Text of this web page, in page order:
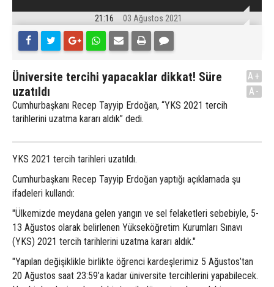
21:16 03 Ağustos 2021
Üniversite tercihi yapacaklar dikkat! Süre
uzatıldı
Cumhurbaşkanı Recep Tayyip Erdoğan, “YKS 2021 tercih
tarihlerini uzatma kararı aldık” dedi.
A+
A-
YKS 2021 tercih tarihleri uzatıldı.
Cumhurbaşkanı Recep Tayyip Erdoğan yaptığı açıklamada şu
ifadeleri kullandı:
"Ülkemizde meydana gelen yangın ve sel felaketleri sebebiyle, 5-
13 Ağustos olarak belirlenen Yükseköğretim Kurumları Sınavı
(YKS) 2021 tercih tarihlerini uzatma kararı aldık."
"Yapılan değişiklikle birlikte öğrenci kardeşlerimiz 5 Ağustos’tan
20 Ağustos saat 23:59’a kadar üniversite tercihlerini yapabilecek.